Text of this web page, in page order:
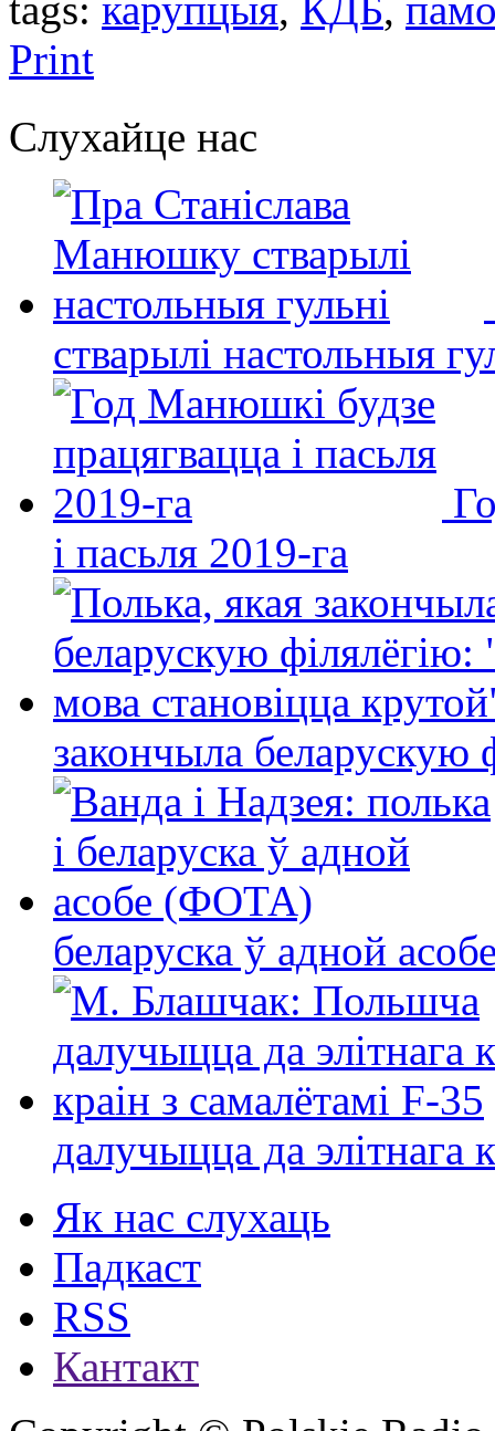
Print
Слухайце нас
стварылі настольныя
і пасьля 2019-га
закончыла беларускую
беларуска ў адной
далучыцца да элітнага
Як нас слухаць
Падкаст
RSS
Кантакт